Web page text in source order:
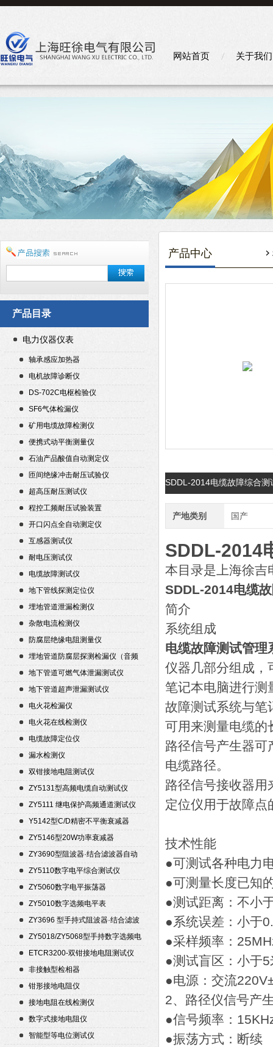
网站首页 关于我们
产品目录
电力仪器仪表
轴承感应加热器
电机故障诊断仪
DS-702C电枢检验仪
SF6气体检漏仪
矿用电缆故障检测仪
便携式动平衡测量仪
石油产品酸值自动测定仪
匝间绝缘冲击耐压试验仪
超高压耐压测试仪
程控工频耐压试验装置
开口闪点全自动测定仪
互感器测试仪
耐电压测试仪
电缆故障测试仪
地下管线探测定位仪
埋地管道泄漏检测仪
杂散电流检测仪
防腐层绝缘电阻测量仪
埋地管道防腐层探测检漏仪（音频
检漏仪）
地下管道可燃气体泄漏测试仪
地下管道超声泄漏测试仪
电火花检漏仪
电火花在线检测仪
电缆故障定位仪
漏水检测仪
双钳接地电阻测试仪
ZY5131型高频电缆自动测试仪
ZY5111 继电保护高频通道测试仪
Y5142型C/D精密不平衡衰减器
（50Ω）
ZY5146型20W功率衰减器
ZY3690型阻波器·结合滤波器自动
测试仪
ZY5110数字电平综合测试仪
ZY5060数字电平振荡器
ZY5010数字选频电平表
ZY3696 型手持式阻波器·结合滤波
器自动测试仪
ZY5018/ZY5068型手持数字选频电
平表/电平振荡器
ETCR3200-双钳接地电阻测试仪
非接触型检相器
钳形接地电阻仪
接地电阻在线检测仪
数字式接地电阻仪
智能型等电位测试仪
产品中心
SDDL-2014电缆故障综合测
产地类别 国产
SDDL-2014
本目录是上海徐吉
SDDL-2014电缆
简介
系统组成
电缆故障测试管理
仪器几部分组成，
笔记本电脑进行测
故障测试系统与笔
可用来测量电缆的
路径信号产生器
电缆路径。
路径信号接收器用
定位仪用于故障点
技术性能
●可测试各种电力
●可测量长度已知
●测试距离：不小
●系统误差：小于
●采样频率：
●测试盲区：小于
●电源：交流
2、路径仪信号产
●信号频率：
●振荡方式：断续